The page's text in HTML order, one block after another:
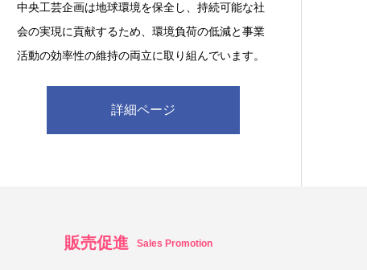
中央工芸企画は地球環境を保全し、持続可能な社
会の実現に貢献するため、環境負荷の低減と事業
活動の効率性の維持の両立に取り組んでいます。
詳細ページ
販売促進 Sales Promotion